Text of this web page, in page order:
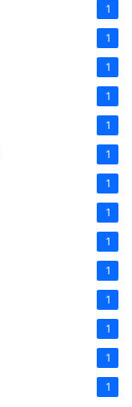
1
1
1
1
1
1
1
1
1
1
1
1
1
1